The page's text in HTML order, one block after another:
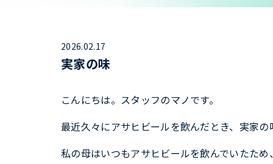
2026.02.17
実家の味
こんにちは。スタッフのマノです。
最近久々にアサヒビールを飲んだとき、実家
私の母はいつもアサヒビールを飲んでいたた